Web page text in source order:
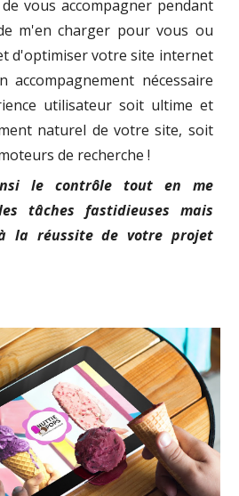
vous accompagner pendant
m'en charger pour vous ou
d'optimiser votre site internet
accompagnement nécessaire
utilisateur soit ultime et
naturel de votre site, soit
de recherche !
le contrôle tout en me
tâches fastidieuses mais
la réussite de votre projet